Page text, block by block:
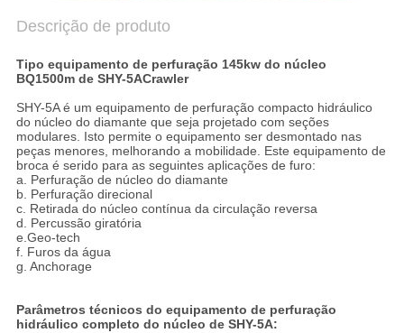
Descrição de produto
Tipo equipamento de perfuração 145kw do núcleo
BQ1500m de SHY-5ACrawler
SHY-5A é um equipamento de perfuração compacto hidráulico
do núcleo do diamante que seja projetado com seções
modulares. Isto permite o equipamento ser desmontado nas
peças menores, melhorando a mobilidade. Este equipamento de
broca é serido para as seguintes aplicações de furo:
a. Perfuração de núcleo do diamante
b. Perfuração direcional
c. Retirada do núcleo contínua da circulação reversa
d. Percussão giratória
e.Geo-tech
f. Furos da água
g. Anchorage
Parâmetros técnicos do equipamento de perfuração
hidráulico completo do núcleo de SHY-5A: